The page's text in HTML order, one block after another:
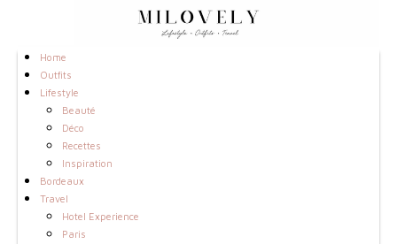
Home
Outfits
Lifestyle
Beauté
Déco
Recettes
Inspiration
Bordeaux
Travel
Hotel Experience
Paris